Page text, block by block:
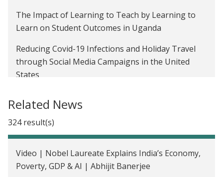
The Impact of Learning to Teach by Learning to
Learn on Student Outcomes in Uganda
Reducing Covid-19 Infections and Holiday Travel
through Social Media Campaigns in the United
States
bases en mathématiques et lecture, en Inde
Améliorer le taux de vaccination grâce à une
présence régulière du personnel de santé et à des
incitations, en Inde
Related News
324 result(s)
Video | Nobel Laureate Explains India’s Economy,
Poverty, GDP & AI | Abhijit Banerjee